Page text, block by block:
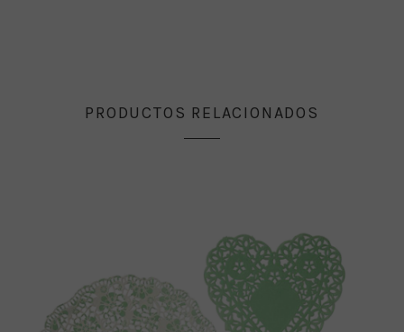
PRODUCTOS RELACIONADOS